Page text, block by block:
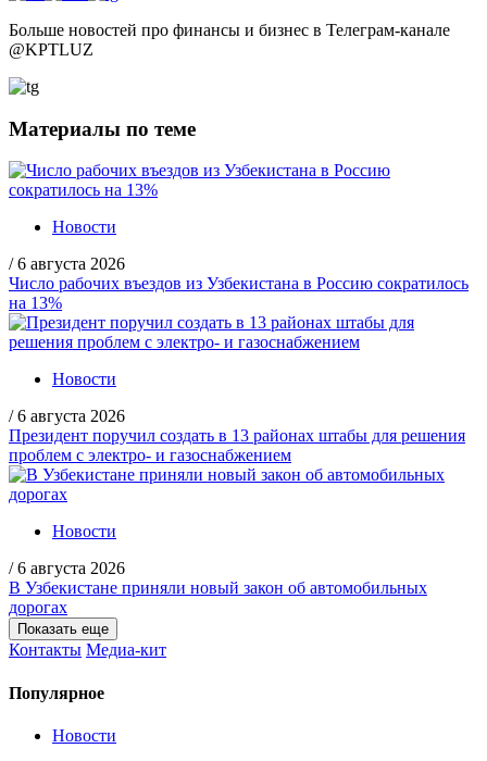
Больше новостей про финансы и бизнес в Телеграм-канале
@KPTLUZ
Материалы по теме
Новости
/ 6 августа 2026
Число рабочих въездов из Узбекистана в Россию сократилось
на 13%
Новости
/ 6 августа 2026
Президент поручил создать в 13 районах штабы для решения
проблем с электро- и газоснабжением
Новости
/ 6 августа 2026
В Узбекистане приняли новый закон об автомобильных
дорогах
Показать еще
Контакты Медиа-кит
Популярное
Новости